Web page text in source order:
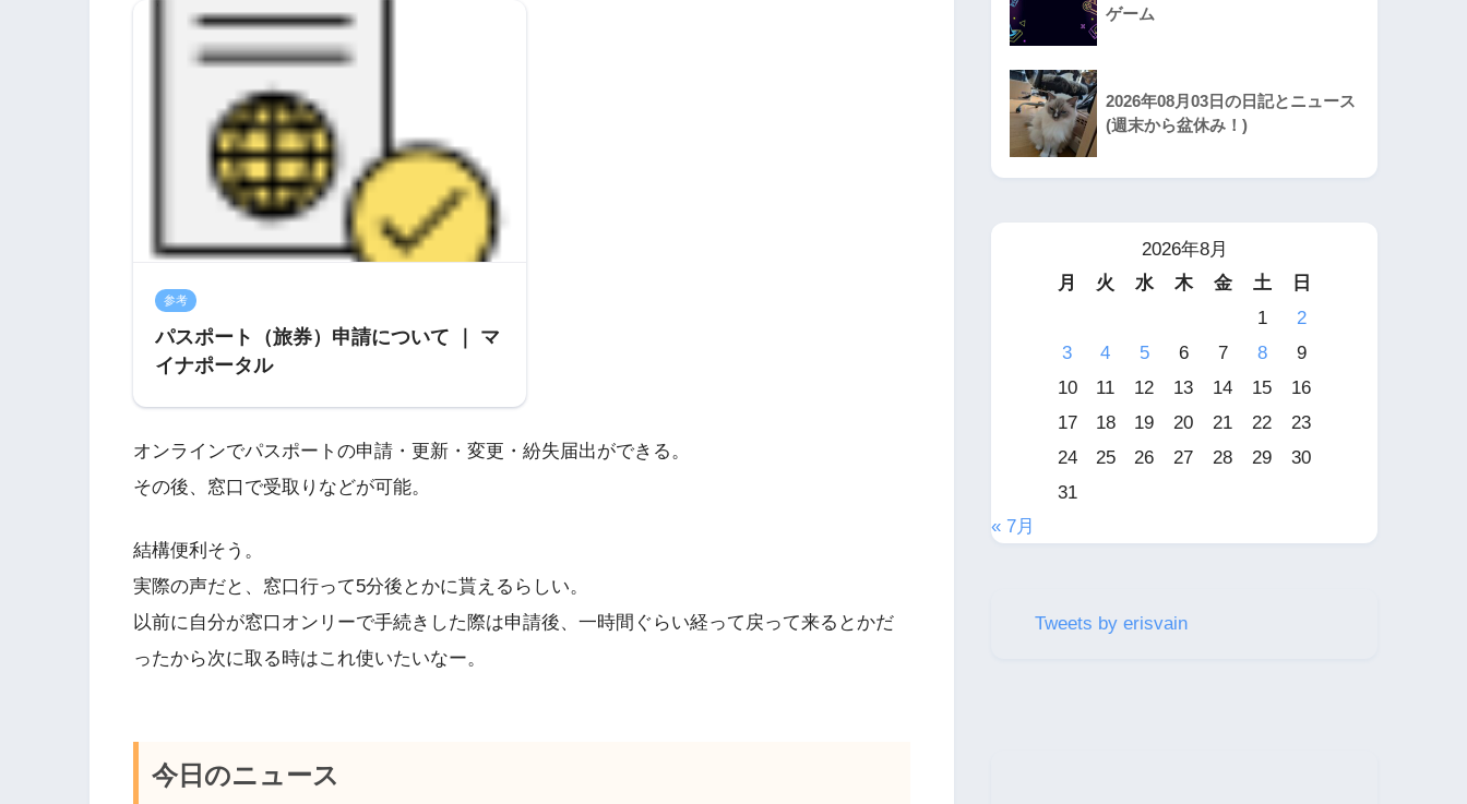
参考
パスポート（旅券）申請について ｜ マ
イナポータル
オンラインでパスポートの申請・更新・変更・紛失届出ができる。
その後、窓口で受取りなどが可能。
結構便利そう。
実際の声だと、窓口行って5分後とかに貰えるらしい。
以前に自分が窓口オンリーで手続きした際は申請後、一時間ぐらい経って戻って来るとかだ
ったから次に取る時はこれ使いたいなー。
今日のニュース
ゲーム
2026年08月03日の日記とニュース
(週末から盆休み！)
2026年8月
月
火 水 木 金 土
日
1
2
3
4 5 6 7 8
9
10
11 12 13 14 15
16
17
18 19 20 21 22
23
24
25 26 27 28 29
30
31
« 7月
Tweets by erisvain